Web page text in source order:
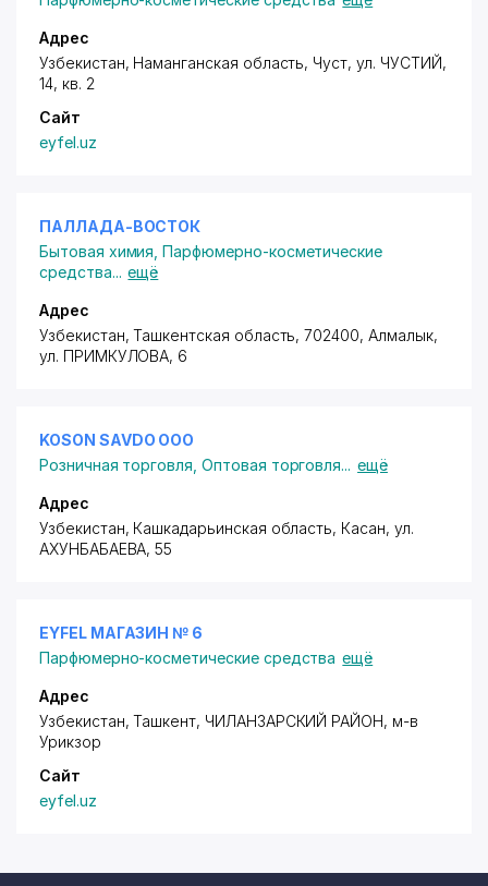
Адрес
Узбекистан, Наманганская область, Чуст, ул. ЧУСТИЙ,
14, кв. 2
Сайт
eyfel.uz
ПАЛЛАДА-ВОСТОК
Бытовая химия ,Парфюмерно-косметические
средства... ещё
Адрес
Узбекистан, Ташкентская область, 702400, Алмалык,
ул. ПРИМКУЛОВА, 6
KOSON SAVDO ООО
Розничная торговля ,Оптовая торговля... ещё
Адрес
Узбекистан, Кашкадарьинская область, Касан, ул.
АХУНБАБАЕВА, 55
EYFEL МАГАЗИН № 6
Парфюмерно-косметические средства ещё
Адрес
Узбекистан, Ташкент, ЧИЛАНЗАРСКИЙ РАЙОН, м-в
Урикзор
Сайт
eyfel.uz